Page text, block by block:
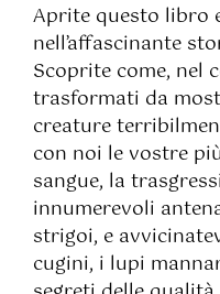
Aprite questo libro
nell’affascinante
Scoprite come, nel
trasformati da
creature
con noi le vostre
sangue, la
innumerevoli
strigoi, e
cugini, i lupi